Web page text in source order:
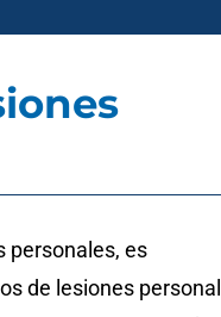
personales, es
de lesiones